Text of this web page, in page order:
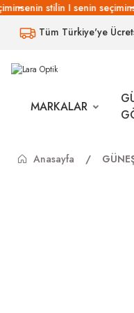
senin stilin I senin seçimin
Tüm Türkiye'ye
MARKALAR
Anasayfa